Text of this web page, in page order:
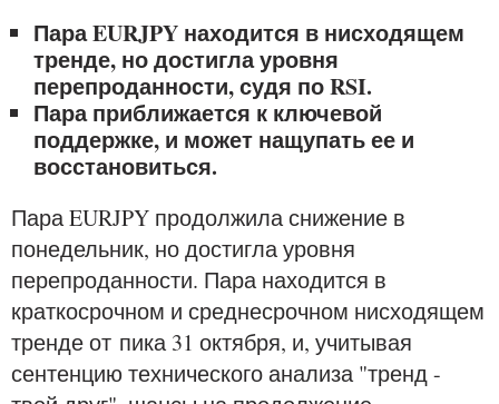
Пара EURJPY находится в нисходящем
тренде, но достигла уровня
перепроданности, судя по RSI.
Пара приближается к ключевой
поддержке, и может нащупать ее и
восстановиться.
Пара EURJPY продолжила снижение в
понедельник, но достигла уровня
перепроданности. Пара находится в
краткосрочном и среднесрочном нисходящем
тренде от пика 31 октября, и, учитывая
сентенцию технического анализа "тренд -